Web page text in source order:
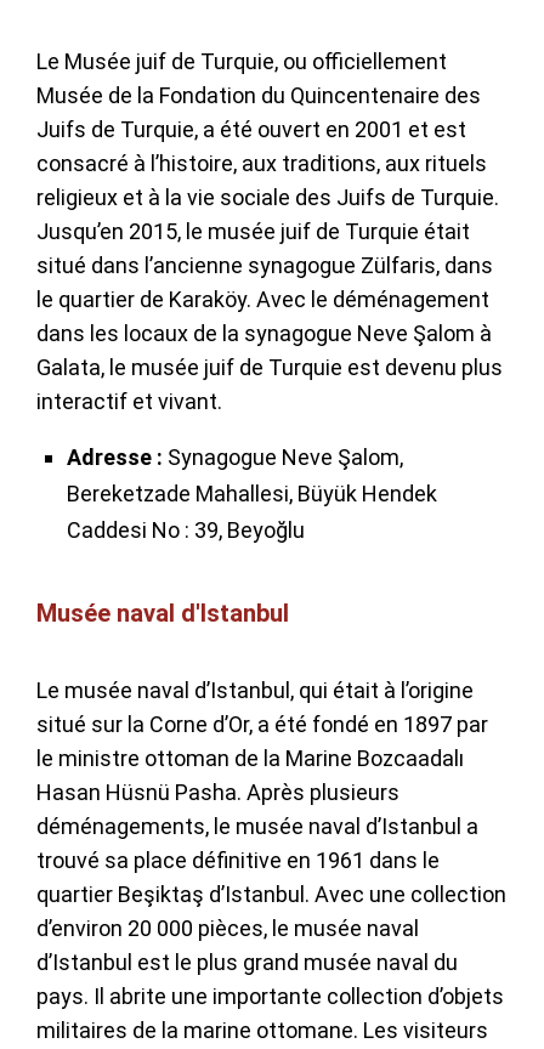
Le Musée juif de Turquie, ou officiellement
Musée de la Fondation du Quincentenaire des
Juifs de Turquie, a été ouvert en 2001 et est
consacré à l’histoire, aux traditions, aux rituels
religieux et à la vie sociale des Juifs de Turquie.
Jusqu’en 2015, le musée juif de Turquie était
situé dans l’ancienne synagogue Zülfaris, dans
le quartier de Karaköy. Avec le déménagement
dans les locaux de la synagogue Neve Şalom à
Galata, le musée juif de Turquie est devenu plus
interactif et vivant.
Adresse : Synagogue Neve Şalom,
Bereketzade Mahallesi, Büyük Hendek
Caddesi No : 39, Beyoğlu
Musée naval d'Istanbul
Le musée naval d’Istanbul, qui était à l’origine
situé sur la Corne d’Or, a été fondé en 1897 par
le ministre ottoman de la Marine Bozcaadalı
Hasan Hüsnü Pasha. Après plusieurs
déménagements, le musée naval d’Istanbul a
trouvé sa place définitive en 1961 dans le
quartier Beşiktaş d’Istanbul. Avec une collection
d’environ 20 000 pièces, le musée naval
d’Istanbul est le plus grand musée naval du
pays. Il abrite une importante collection d’objets
militaires de la marine ottomane. Les visiteurs